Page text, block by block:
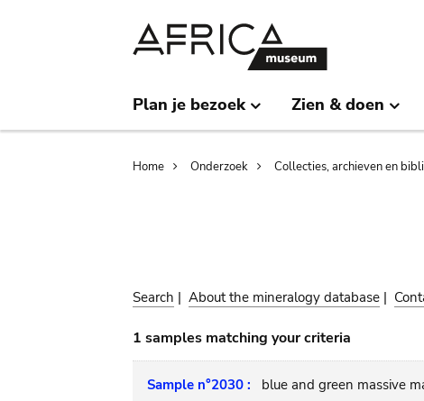
Plan je bezoek Zien & doen
Breadcrumb
Home Onderzoek Collecties, archieven en
Search | About the mineralogy database |
1 samples matching your criteria
Sample n°2030 : blue and green massive